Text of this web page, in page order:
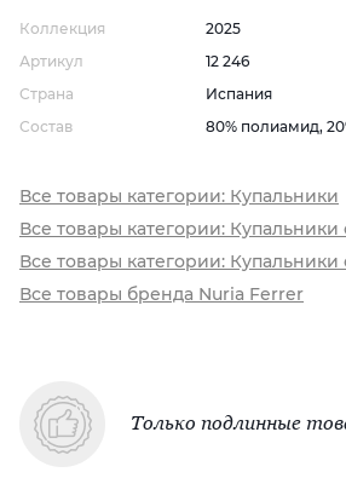
Коллекция
2025
Артикул
12 246
Страна
Испания
Состав
80% полиамид,
Все товары категории: Купальники
Все товары категории: Купальники
Все товары категории: Купальники
Все товары бренда Nuria Ferrer
Только подлинные